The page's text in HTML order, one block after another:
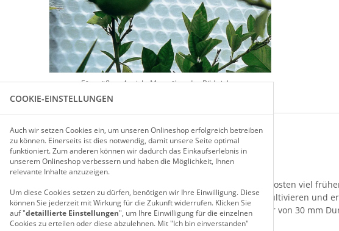
Für größere Ansicht Maus über das Bild ziehen
PRODUKTBESCHREIBUNG
ISOLIER-SET FÜR MODELL BXL11
Mit der Luftpolsterfolie können Sie bei relativ geringen Heizkosten viel
den Spätherbst z. B. Tomaten, Gurken oder Paprika länger kultivieren und
Sie besteht aus 3 Lagen UV-stabilisierter Folie, die Luftpolster von 30 mm
Luftpolsterfolie wird in einer Breite von 2 m geliefert.
COOKIE-EINSTELLUNGEN
Auch wir setzen Cookies ein, um unseren Onlineshop erfolgreich betreiben
zu können. Einerseits ist dies notwendig, damit unsere Seite optimal
funktioniert. Zum anderen können wir dadurch das Einkaufserlebnis in
unserem Onlineshop verbessern und haben die Möglichkeit, Ihnen
relevante Inhalte anzuzeigen.
Um diese Cookies setzen zu dürfen, benötigen wir Ihre Einwilligung. Diese
können Sie jederzeit mit Wirkung für die Zukunft widerrufen. Klicken Sie
auf "detaillierte Einstellungen", um Ihre Einwilligung für die einzelnen
Cookies zu erteilen oder diese abzulehnen. Mit "Ich bin einverstanden"